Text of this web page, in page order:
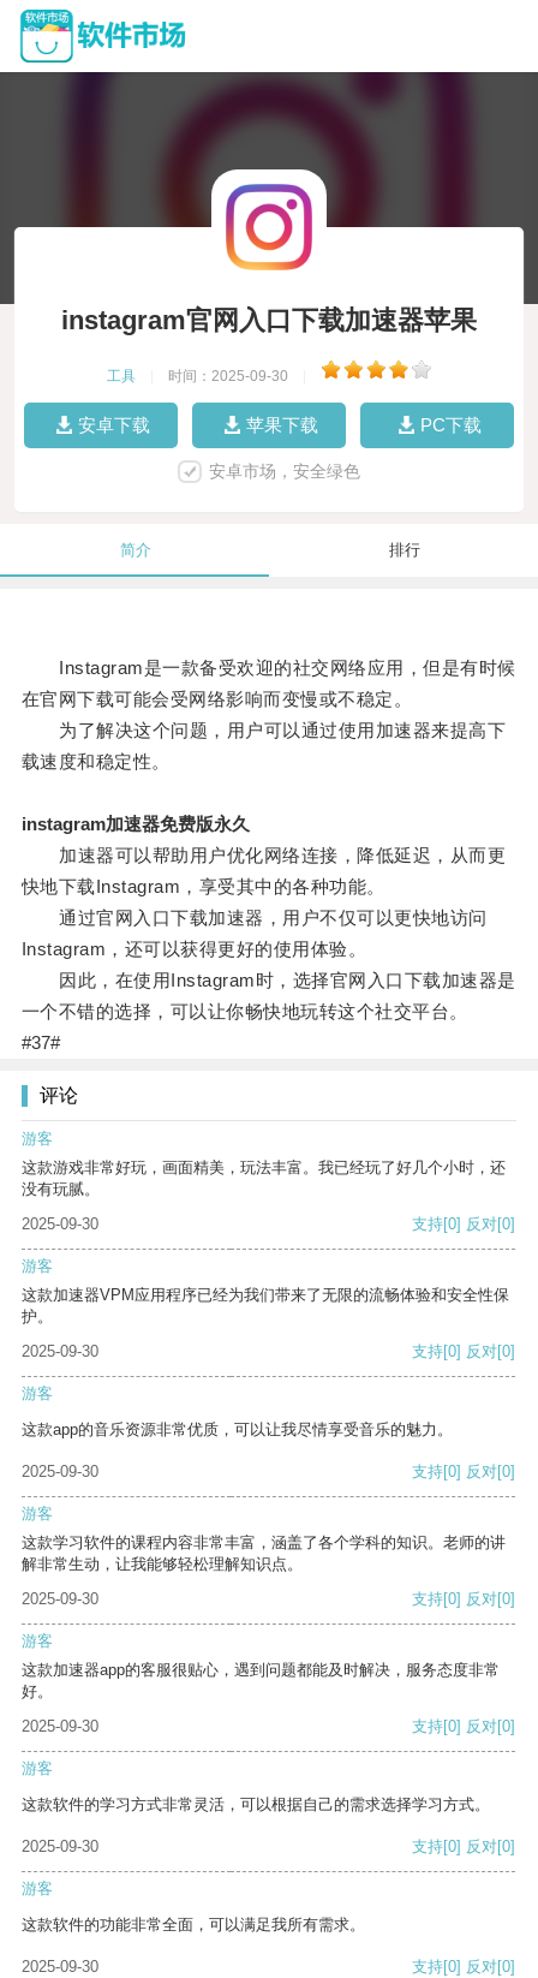
instagram官网入口下载加速器苹果
工具 时间：2025-09-30
安卓下载 苹果下载 PC下载
安卓市场，安全绿色
简介 排行
Instagram是一款备受欢迎的社交网络应用，但是有时候
在官网下载可能会受网络影响而变慢或不稳定。
为了解决这个问题，用户可以通过使用加速器来提高下
载速度和稳定性。
instagram加速器免费版永久
加速器可以帮助用户优化网络连接，降低延迟，从而更
快地下载Instagram，享受其中的各种功能。
通过官网入口下载加速器，用户不仅可以更快地访问
Instagram，还可以获得更好的使用体验。
因此，在使用Instagram时，选择官网入口下载加速器是
一个不错的选择，可以让你畅快地玩转这个社交平台。
#37#
评论
游客
这款游戏非常好玩，画面精美，玩法丰富。我已经玩了好几个小时，还
没有玩腻。
2025-09-30
支持[0] 反对[0]
游客
这款加速器VPM应用程序已经为我们带来了无限的流畅体验和安全性保
护。
2025-09-30
支持[0] 反对[0]
游客
这款app的音乐资源非常优质，可以让我尽情享受音乐的魅力。
2025-09-30 支持[0] 反对[0]
游客
这款学习软件的课程内容非常丰富，涵盖了各个学科的知识。老师的讲
解非常生动，让我能够轻松理解知识点。
2025-09-30
支持[0] 反对[0]
游客
这款加速器app的客服很贴心，遇到问题都能及时解决，服务态度非常
好。
2025-09-30
支持[0] 反对[0]
游客
这款软件的学习方式非常灵活，可以根据自己的需求选择学习方式。
2025-09-30 支持[0] 反对[0]
游客
这款软件的功能非常全面，可以满足我所有需求。
2025-09-30 支持[0] 反对[0]